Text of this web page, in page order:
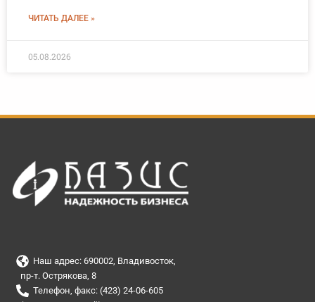
ЧИТАТЬ ДАЛЕЕ »
05.08.2026
Наш адрес: 690002, Владивосток,
пр-т. Острякова, 8
Телефон, факс: (423) 24-06-605